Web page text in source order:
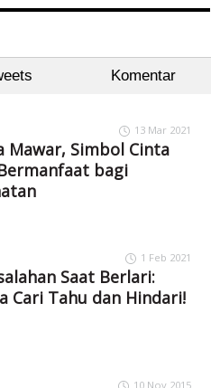
Komentar
13 Mar 2021
Mawar, Simbol Cinta
bagi
1 Feb 2021
Saat Berlari:
Cari Tahu dan Hindari!
10 Nov 2015